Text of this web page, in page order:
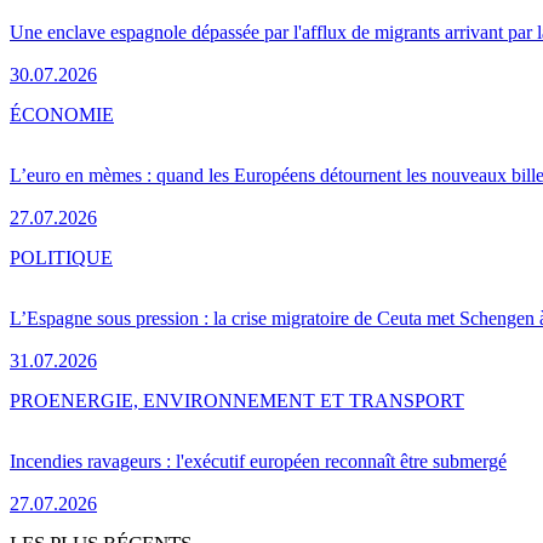
Une enclave espagnole dépassée par l'afflux de migrants arrivant par
30.07.2026
L’euro en mèmes : quand les Européens détournent les nouveaux
27.07.2026
ÉCONOMIE
L’Espagne sous pression : la crise migratoire de Ceuta met Schengen
31.07.2026
POLITIQUE
Incendies ravageurs : l'exécutif européen reconnaît être submergé
27.07.2026
PROENERGIE, ENVIRONNEMENT ET TRANSPORT